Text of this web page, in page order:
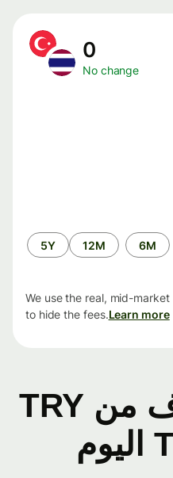
No change
6M
12M
5Y
We use the real, mid-
to hide the fees.Learn
أسعار الصرف من TRY